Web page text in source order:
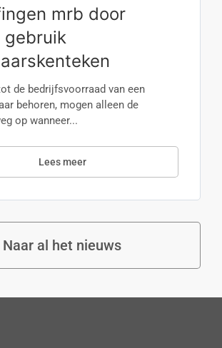
mrb door
gebruik
de bedrijfsvoorraad van een
behoren, mogen alleen de
op wanneer...
Lees meer
Naar al het nieuws